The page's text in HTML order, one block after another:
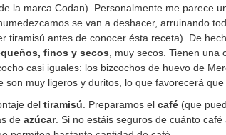
la marca Codan). Personalmente me parece
se van a deshacer, arruinando
tiramisú antes de conocer ésta receta). De
finos y secos , muy secos. Tienen
casi iguales: los bizcochos de huevo de
son muy ligeros y duritos, lo que favorecerá
del tiramisú . Preparamos el café (que
de azúcar. Si no estáis seguros de cuánto